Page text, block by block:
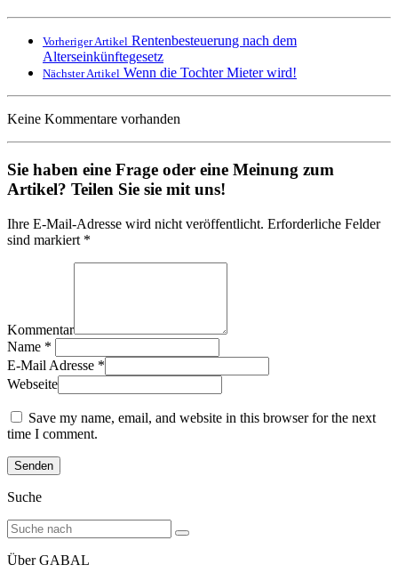
Vorheriger Artikel Rentenbesteuerung nach dem
Alterseinkünftegesetz
Nächster Artikel Wenn die Tochter Mieter wird!
Keine Kommentare vorhanden
Sie haben eine Frage oder eine Meinung zum
Artikel? Teilen Sie sie mit uns!
Ihre E-Mail-Adresse wird nicht veröffentlicht. Erforderliche Felder
sind markiert *
Kommentar
Name *
E-Mail Adresse *
Webseite
Save my name, email, and website in this browser for the next
time I comment.
Suche
Über GABAL